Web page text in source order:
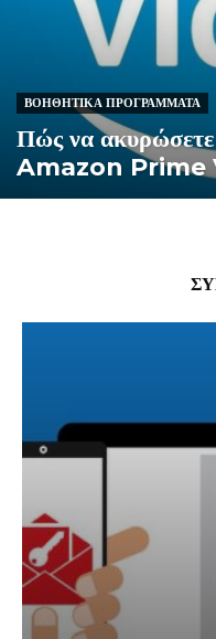
ΒΟΗΘΗΤΙΚΆ ΠΡΟΓΡΆΜΜΑΤΑ
Πώς να
Amazon Prime